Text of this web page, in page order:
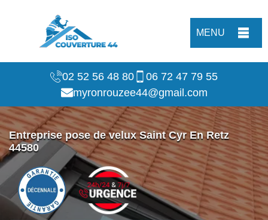
MENU
02 52 56 48 80
06 72 47 79 55
myronrouzee44@gmail.com
Entreprise pose de velux Saint Cyr En Retz
44580